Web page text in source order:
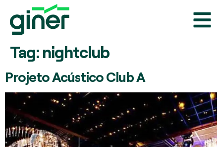
Tag:nightclub
Projeto Acústico Club A